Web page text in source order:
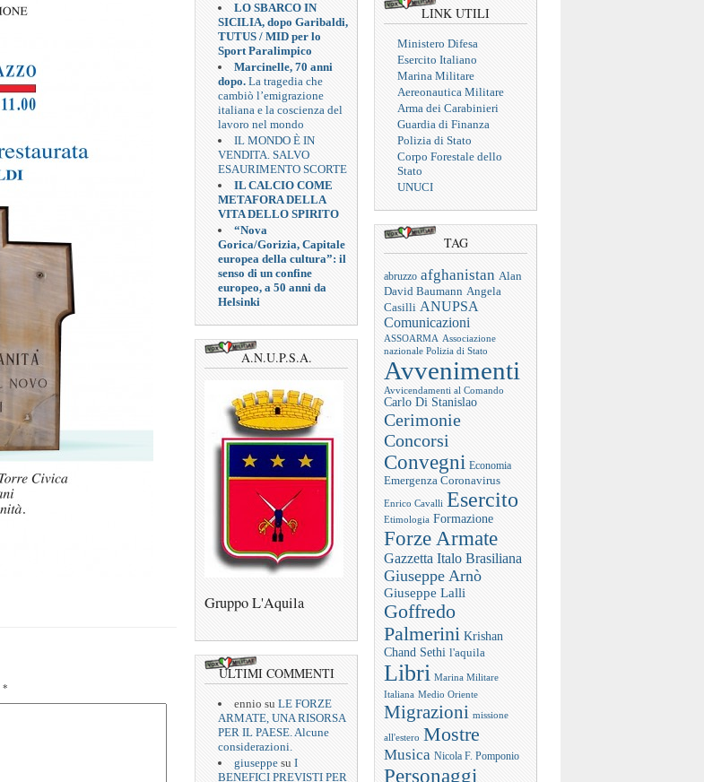
*
LO SBARCO IN
SICILIA, dopo Garibaldi,
TUTUS / MID per lo
Sport Paralimpico
Marcinelle, 70 anni
dopo. La tragedia che
cambiò l’emigrazione
italiana e la coscienza del
lavoro nel mondo
IL MONDO È IN
VENDITA. SALVO
ESAURIMENTO SCORTE
IL CALCIO COME
METAFORA DELLA
VITA DELLO SPIRITO
“Nova
Gorica/Gorizia, Capitale
europea della cultura”: il
senso di un confine
europeo, a 50 anni da
Helsinki
A.N.U.P.S.A.
Gruppo L'Aquila
ULTIMI COMMENTI
ennio su LE FORZE
ARMATE, UNA RISORSA
PER IL PAESE. Alcune
considerazioni.
giuseppe su I
BENEFICI PREVISTI PER
LINK UTILI
Ministero Difesa
Esercito Italiano
Marina Militare
Aereonautica Militare
Arma dei Carabinieri
Guardia di Finanza
Polizia di Stato
Corpo Forestale dello
Stato
UNUCI
TAG
abruzzo afghanistan Alan
David Baumann Angela
Casilli ANUPSA
Comunicazioni
ASSOARMA Associazione
nazionale Polizia di Stato
Avvenimenti
Avvicendamenti al Comando
Carlo Di Stanislao
Cerimonie
Concorsi
Convegni Economia
Emergenza Coronavirus
Enrico Cavalli Esercito
Etimologia Formazione
Forze Armate
Gazzetta Italo Brasiliana
Giuseppe Arnò
Giuseppe Lalli
Goffredo
Palmerini Krishan
Chand Sethi l'aquila
Libri Marina Militare
Italiana Medio Oriente
Migrazioni missione
all'estero Mostre
Musica Nicola F. Pomponio
Personaggi